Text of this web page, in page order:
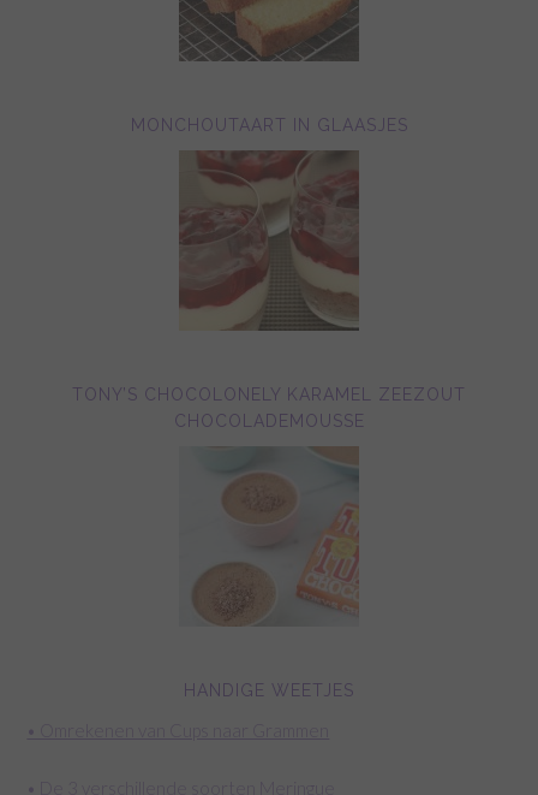
MONCHOUTAART IN GLAASJES
TONY’S CHOCOLONELY KARAMEL ZEEZOUT
CHOCOLADEMOUSSE
HANDIGE WEETJES
• Omrekenen van Cups naar Grammen
• De 3 verschillende soorten Meringue